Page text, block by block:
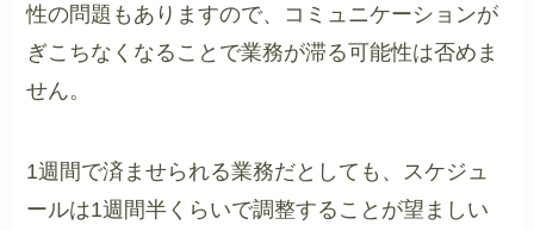
性の問題もありますので、コミュニケーションが
ぎこちなくなることで業務が滞る可能性は否めま
せん。
1週間で済ませられる業務だとしても、スケジュ
ールは1週間半くらいで調整することが望ましい